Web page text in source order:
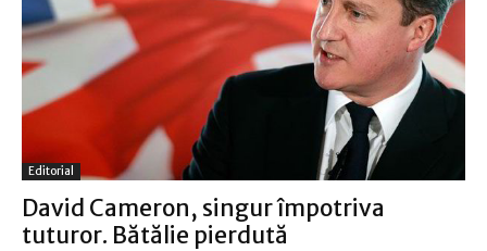
Editorial
David Cameron, singur împotriva
tuturor. Bătălie pierdută